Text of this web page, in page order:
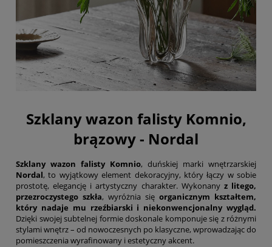
Szklany wazon falisty Komnio,
brązowy - Nordal
Szklany wazon falisty Komnio, duńskiej marki wnętrzarskiej
Nordal, to wyjątkowy element dekoracyjny, który łączy w sobie
prostotę, elegancję i artystyczny charakter. Wykonany z litego,
przezroczystego szkła, wyróżnia się organicznym kształtem,
który nadaje mu rzeźbiarski i niekonwencjonalny wygląd.
Dzięki swojej subtelnej formie doskonale komponuje się z różnymi
stylami wnętrz – od nowoczesnych po klasyczne, wprowadzając do
pomieszczenia wyrafinowany i estetyczny akcent.